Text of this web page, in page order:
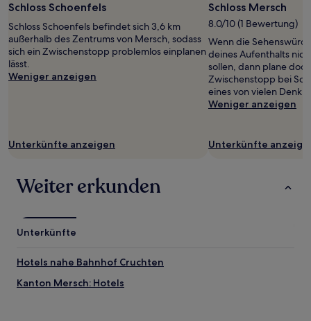
1 Übernachtung
von
2 Erwachsenen
gefunden
wurde.
Preise
und
Es
Bedingungen
gelten.
Schloss Schoenfels
Schloss Schoenfels befindet sich 3,6 km
außerhalb des Zentrums von Mersch, sodass
sich ein Zwischenstopp problemlos einplanen
lässt.
Weniger anzeigen
Unterkünfte anzeigen
Schloss Mersch
8.0/10 (1 Bewertung)
Wenn die
deines Aufenthalts
sollen, dann plane
Zwischenstopp bei
eines von vielen
Weniger anzeigen
Unterkünfte
Weiter erkunden
Unterkünfte
Hotels nahe Bahnhof Cruchten
Kanton Mersch: Hotels